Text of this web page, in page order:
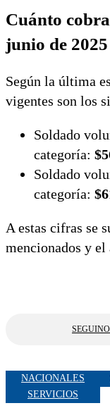
Cuánto
junio de 2025
Según la última
vigentes son los
Soldado
categoría:
Soldado
categoría:
A estas cifras se
mencionados y
NACIONALES
SERVICIOS